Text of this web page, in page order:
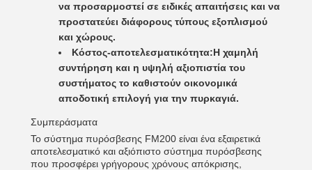
να προσαρμοστεί σε ειδικές απαιτήσεις και να
προστατεύει διάφορους τύπους εξοπλισμού
και χώρους.
Κόστος-αποτελεσματικότητα:Η χαμηλή
συντήρηση και η υψηλή αξιοπιστία του
συστήματος το καθιστούν οικονομικά
αποδοτική επιλογή για την πυρκαγιά.
Συμπεράσματα
Το σύστημα πυρόσβεσης FM200 είναι ένα εξαιρετικά
αποτελεσματικό και αξιόπιστο σύστημα πυρόσβεσης
που προσφέρει γρήγορους χρόνους απόκρισης,